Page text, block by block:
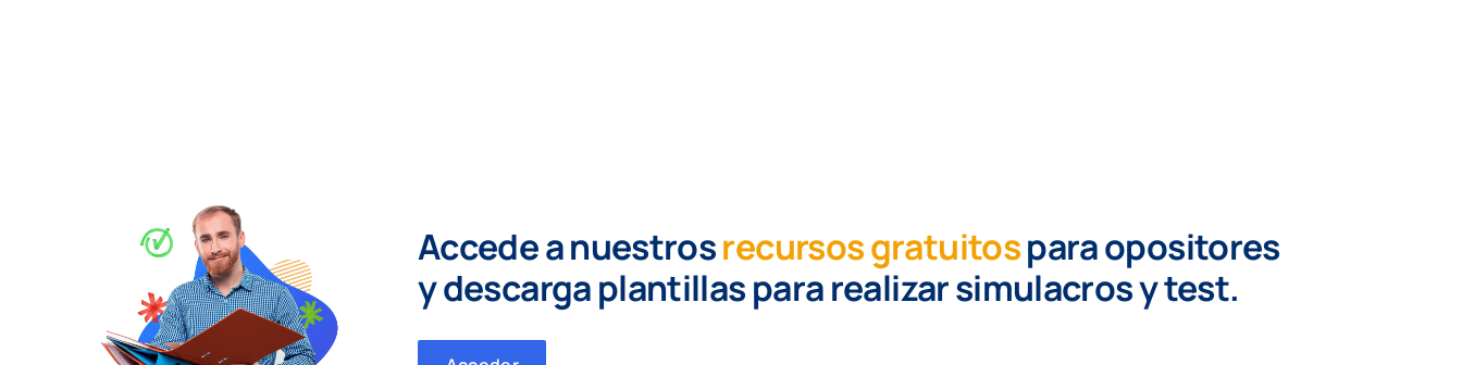
Accede a nuestrosrecursos gratuitospara opositores
ydescarga plantillas para realizar simulacros y test.